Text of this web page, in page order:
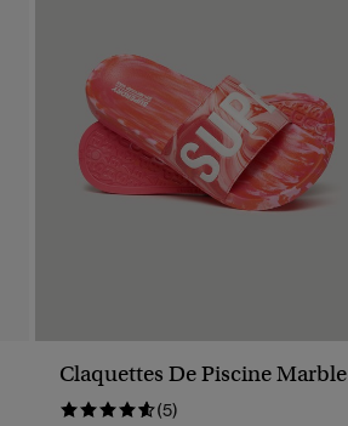
Claquettes De Piscine Marble
(5)